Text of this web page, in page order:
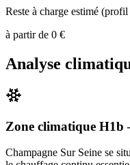
Reste à charge estimé (profil
à partir de 0 €
Analyse
Zone climatique H1b
Champagne Sur Seine se